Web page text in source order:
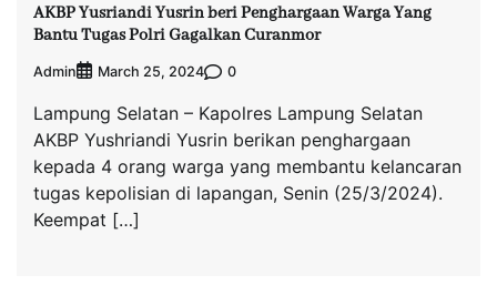
AKBP Yusriandi Yusrin beri Penghargaan Warga Yang
Bantu Tugas Polri Gagalkan Curanmor
Admin March 25, 2024 0
Lampung Selatan – Kapolres Lampung Selatan
AKBP Yushriandi Yusrin berikan penghargaan
kepada 4 orang warga yang membantu kelancaran
tugas kepolisian di lapangan, Senin (25/3/2024).
Keempat […]